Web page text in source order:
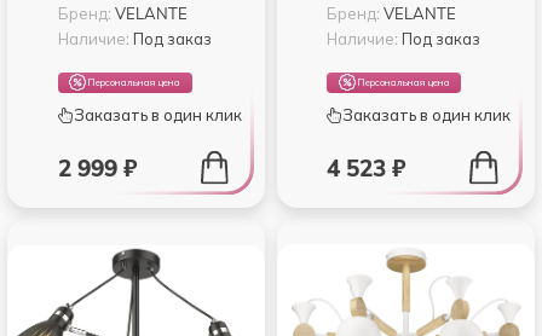
Бренд: VELANTE
Наличие: Под заказ
Персональная цена
Заказать в один клик
2 999 ₽
Бренд:VELANTE
Наличие: Под заказ
Персональная цена
Заказать в один клик
4 523 ₽